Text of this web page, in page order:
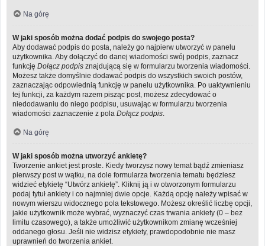
Na górę
W jaki sposób można dodać podpis do swojego posta?
Aby dodawać podpis do posta, należy go najpierw utworzyć w panelu
użytkownika. Aby dołączyć do danej wiadomości swój podpis, zaznacz
funkcję Dołącz podpis znajdującą się w formularzu tworzenia wiadomości.
Możesz także domyślnie dodawać podpis do wszystkich swoich postów,
zaznaczając odpowiednią funkcję w panelu użytkownika. Po uaktywnieniu
tej funkcji, za każdym razem pisząc post, możesz zdecydować o
niedodawaniu do niego podpisu, usuwając w formularzu tworzenia
wiadomości zaznaczenie z pola Dołącz podpis
Na górę
W jaki sposób można utworzyć ankietę?
Tworzenie ankiet jest proste. Kiedy tworzysz nowy temat bądź zmieniasz
pierwszy post w wątku, na dole formularza tworzenia tematu będziesz
widzieć etykietę “Utwórz ankietę”. Kliknij ją i w otworzonym formularzu
podaj tytuł ankiety i co najmniej dwie opcje. Każdą opcję należy wpisać w
nowym wierszu widocznego pola tekstowego. Możesz określić liczbę opcji,
jakie użytkownik może wybrać, wyznaczyć czas trwania ankiety (0 – bez
limitu czasowego), a także umożliwić użytkownikom zmianę wcześniej
oddanego głosu. Jeśli nie widzisz etykiety, prawdopodobnie nie masz
uprawnień do tworzenia ankiet.